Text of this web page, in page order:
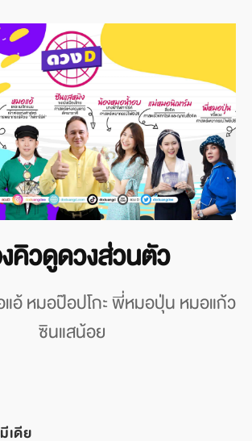
คิวดูดวงส่วนตัว
อ้ หมอป๊อปโกะ พี่หมอปุ่น หมอแก้ว
ซินแสน้อย
เดีย